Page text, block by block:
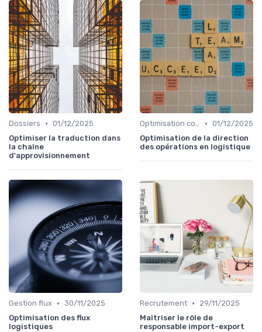
Dossiers • 01/12/2025
Optimiser la traduction dans
la chaîne
d'approvisionnement
Optimisation coûts • 01/12/2025
Optimisation de la direction
des opérations en logistique
Gestion flux • 30/11/2025
Optimisation des flux
logistiques
Recrutement •
29/11/2025
Maîtriser le rôle de
responsable import-export